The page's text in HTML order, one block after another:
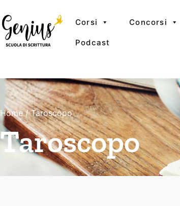
Corsi Concorsi
Podcast
Home/ Taroscopo
Taroscopo